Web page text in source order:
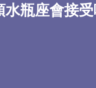
瓶座會接